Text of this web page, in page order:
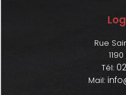
Rue
Tél:
Mail: